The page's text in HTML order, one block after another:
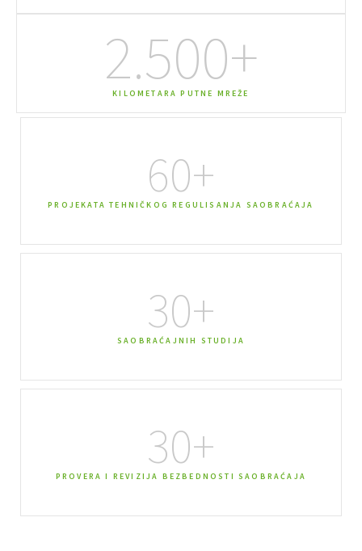
KILOMETARA PUTNE MREŽE
2.500+
PROJEKATA TEHNIČKOG REGULISANJA SAOBRAĆAJA
60+
SAOBRAĆAJNIH STUDIJA
30+
PROVERA I REVIZIJA BEZBEDNOSTI SAOBRAĆAJA
30+